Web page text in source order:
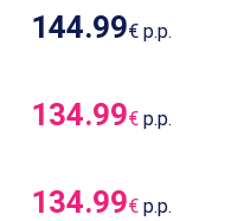
144.99€ p.p.
134.99€ p.p.
134.99€ p.p.